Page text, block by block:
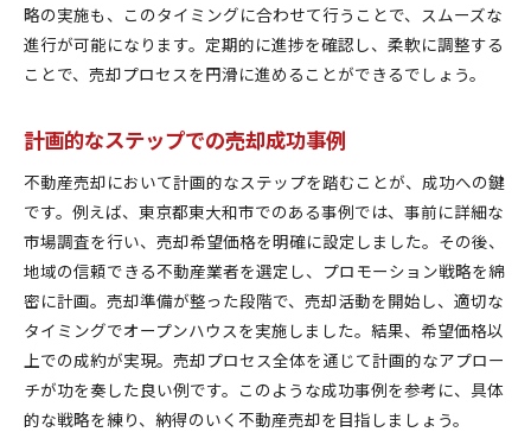
略の実施も、このタイミングに合わせて行うことで、スムーズな
進行が可能になります。定期的に進捗を確認し、柔軟に調整する
ことで、売却プロセスを円滑に進めることができるでしょう。
計画的なステップでの売却成功事例
不動産売却において計画的なステップを踏むことが、成功への鍵
です。例えば、東京都東大和市でのある事例では、事前に詳細な
市場調査を行い、売却希望価格を明確に設定しました。その後、
地域の信頼できる不動産業者を選定し、プロモーション戦略を綿
密に計画。売却準備が整った段階で、売却活動を開始し、適切な
タイミングでオープンハウスを実施しました。結果、希望価格以
上での成約が実現。売却プロセス全体を通じて計画的なアプロー
チが功を奏した良い例です。このような成功事例を参考に、具体
的な戦略を練り、納得のいく不動産売却を目指しましょう。